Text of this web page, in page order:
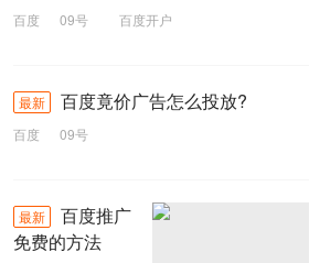
百度 09号 百度开户
最新 百度竟价广告怎么投放?
百度 09号
最新
百度推广
免费的方法